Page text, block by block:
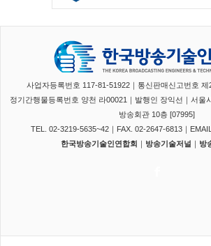
사업자등록번호 117-81-51922｜통신판매신고번호
정기간행물등록번호 양천 라00021｜발행인 장익선｜서울
방송회관 10층 [07995]
TEL. 02-3219-5635~42｜FAX. 02-2647-6813｜
한국방송기술인연합회 ｜ 방송기술저널 ｜ 방